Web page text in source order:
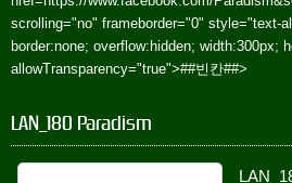
scrolling="no" frameborder="0" style="text-
border:none; overflow:hidden; width:300px;
allowTransparency="true">##빈칸##>
LAN_180 Paradism